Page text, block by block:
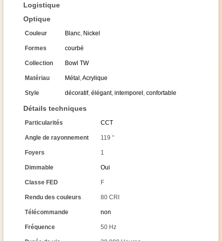
Logistique
Optique
Couleur Blanc, Nickel
Formes courbé
Collection Bowl TW
Matériau Métal ,Acrylique
Style décoratif, élégant, intemporel , confortable
Détails techniques
Particularités CCT
Angle de rayonnement 119 °
Foyers 1
Dimmable Oui
Classe FED F
Rendu des couleurs 80 CRI
Télécommande non
Fréquence 50 Hz